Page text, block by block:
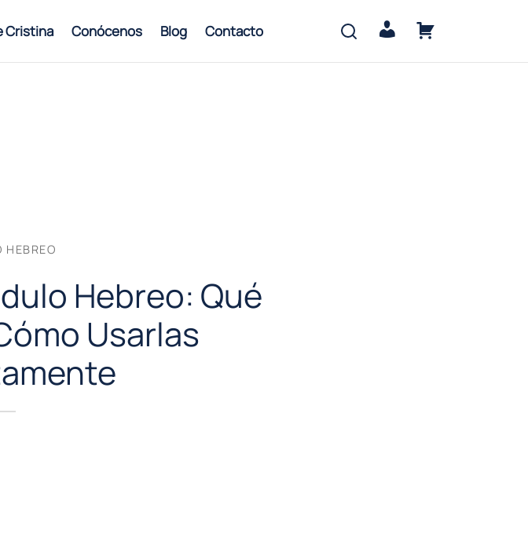
Cristina Conócenos Blog Contacto Mi cuenta
HEBREO
Hebreo: Qué
Usarlas